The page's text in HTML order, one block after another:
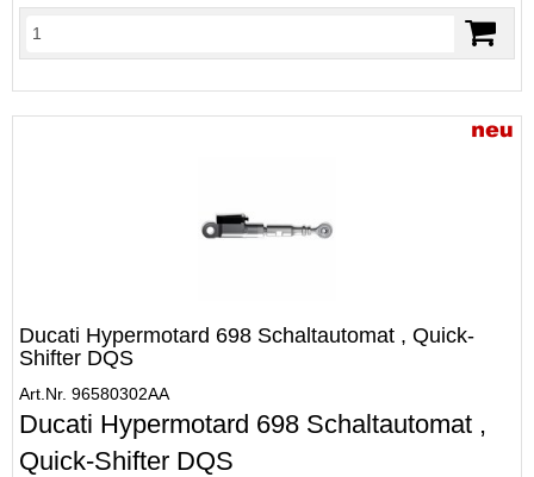
Ducati Hypermotard 698 Schaltautomat , Quick-
Shifter DQS
Art.Nr. 96580302AA
Ducati Hypermotard 698 Schaltautomat ,
Quick-Shifter DQS